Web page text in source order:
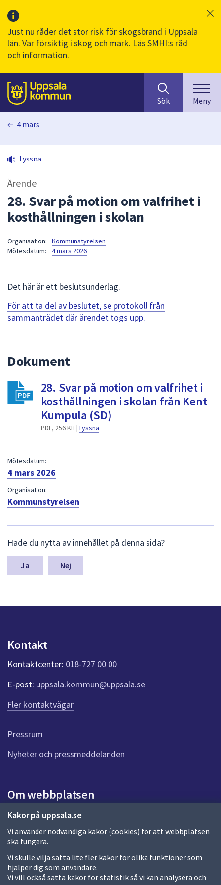
Just nu råder det stor risk för skogsbrand i Uppsala
län. Var försiktig i skog och mark. Läs SMHI:s råd
och information.
Till sidans
huvudinnehåll
efter
innehåll
på
sökfältet
kommer
för
att
navigera
för
att
Sök Meny
Kakor på uppsala.se
Vi använder nödvändiga kakor (cookies) för att webbplatsen
ska fungera.
Vi skulle vilja sätta lite fler kakor för olika funktioner som
hjälper dig som användare.
Vi vill också sätta kakor för statistik så vi kan analysera och
4 mars
Lyssna
Ärende
28. Svar på motion om valfrihet i
kosthållningen i skolan
Organisation:
Kommunstyrelsen
Mötesdatum:
4 mars 2026
Det här är ett beslutsunderlag.
För att ta del av beslutet, se protokoll från
sammanträdet där ärendet togs upp.
Dokument
28. Svar på motion om valfrihet i
kosthållningen i skolan från Kent
Kumpula (SD)
PDF, 256 KB | Lyssna
Mötesdatum:
4 mars 2026
Organisation:
Kommunstyrelsen
ä
m
a
n
k
t
e
r
f
ö
r
e
n
n
a
d
a
Hade du nytta av innehållet på denna sida?
Nej
Kontakt
Kontaktcenter: 018-727 00 00
E-post: uppsala.kommun@uppsala.se
Fler kontaktvägar
Pressrum
Nyheter och pressmeddelanden
Om webbplatsen
Om webbplatsen
Allmänna handlingar och diarium
Behandling av personuppgifter
Kakor